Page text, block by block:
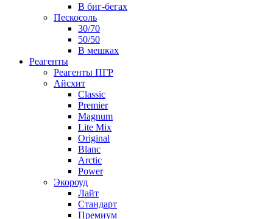
В биг-бегах
Пескосоль
30/70
50/50
В мешках
Реагенты
Реагенты ПГР
Айсхит
Classic
Premier
Magnum
Lite Mix
Original
Blanc
Arctic
Power
Экороуд
Лайт
Стандарт
Премиум